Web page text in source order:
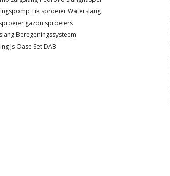
Tik sproeierWaterslang
gazon sproeiers
Beregeningssysteem
Js Oase Set DAB